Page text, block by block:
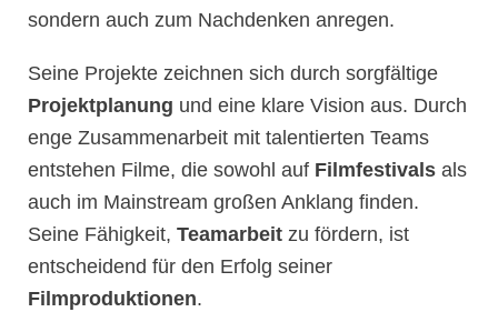
sondern auch zum Nachdenken anregen.
Seine Projekte zeichnen sich durch sorgfältige
Projektplanung und eine klare Vision aus. Durch
enge Zusammenarbeit mit talentierten Teams
entstehen Filme, die sowohl auf Filmfestivals als
auch im Mainstream großen Anklang finden.
Seine Fähigkeit, Teamarbeit zu fördern, ist
entscheidend für den Erfolg seiner
Filmproduktionen.